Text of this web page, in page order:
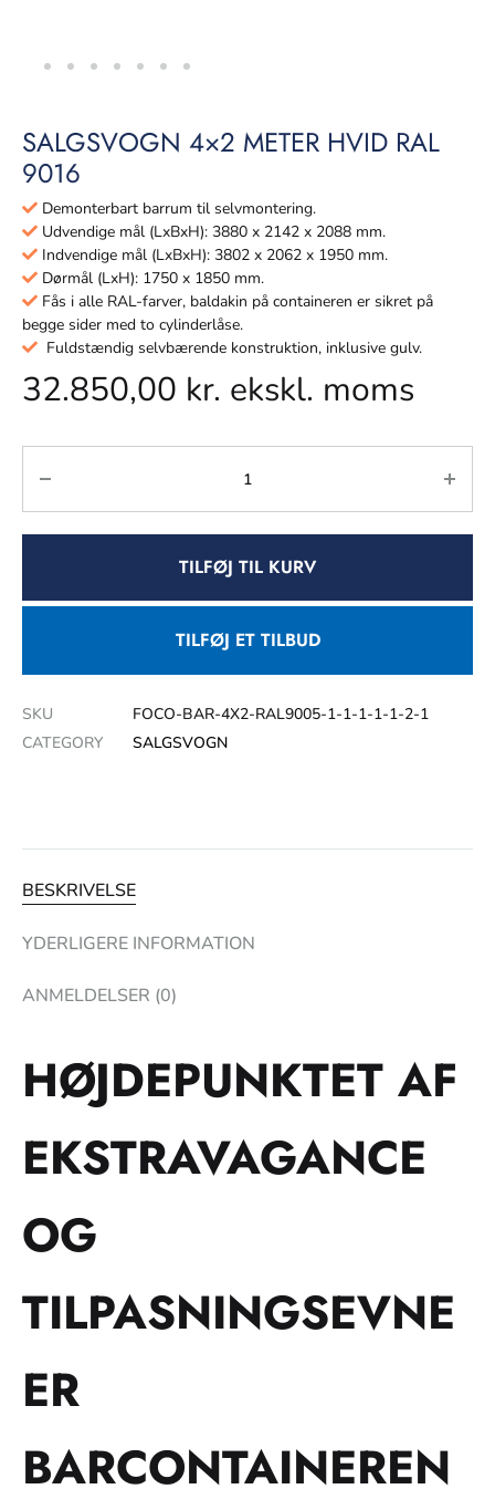
SALGSVOGN 4×2 METER HVID RAL
9016
Demonterbart barrum til selvmontering.
Udvendige mål (LxBxH): 3880 x 2142 x 2088 mm.
Indvendige mål (LxBxH): 3802 x 2062 x 1950 mm.
Dørmål (LxH): 1750 x 1850 mm.
Fås i alle RAL-farver, baldakin på containeren er sikret på
begge sider med to cylinderlåse.
Fuldstændig selvbærende konstruktion, inklusive gulv.
32.850,00 kr. ekskl. moms
TILFØJ TIL KURV
TILFØJ ET TILBUD
SKU
FOCO-BAR-4X2-RAL9005-1-1-1-1-1-2-1
CATEGORY
SALGSVOGN
BESKRIVELSE
YDERLIGERE INFORMATION
ANMELDELSER (0)
HØJDEPUNKTET AF
EKSTRAVAGANCE
OG
TILPASNINGSEVNE
ER
BARCONTAINEREN